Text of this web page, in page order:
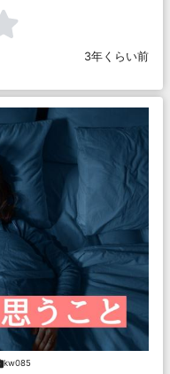
3年くらい前
kw085